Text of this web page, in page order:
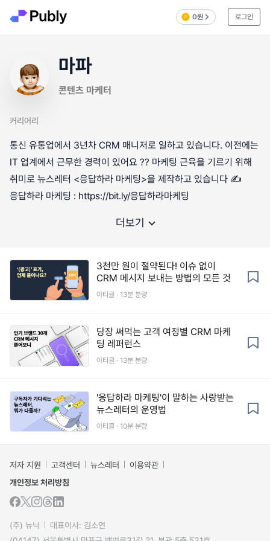
0원 로그인
마파
콘텐츠 마케터
커리어리
통신 유통업에서 3년차 CRM 매니저로 일하고 있습니다. 이전에는
IT 업계에서 근무한 경력이 있어요 ?‍? 마케팅 근육을 기르기 위해
취미로 뉴스레터 <응답하라 마케팅>을 제작하고 있습니다 ✍️
응답하라 마케팅 : https://bit.ly/응답하라마케팅
더보기
3천만 원이 절약된다! 이슈 없이
CRM 메시지 보내는 방법의 모든 것
아티클 · 13분 분량
당장 써먹는 고객 여정별 CRM 마케
팅 레퍼런스
아티클 · 13분 분량
'응답하라 마케팅'이 말하는 사랑받는
뉴스레터의 운영법
아티클 · 10분 분량
저자 지원 고객센터 뉴스레터
이용약관
개인정보 처리방침
(주) 뉴닉
대표이사: 김소연